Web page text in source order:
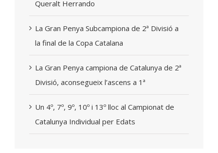
Queralt Herrando
La Gran Penya Subcampiona de 2ª Divisió a
la final de la Copa Catalana
La Gran Penya campiona de Catalunya de 2ª
Divisió, aconsegueix l’ascens a 1ª
Un 4º, 7º, 9º, 10º i 13º lloc al Campionat de
Catalunya Individual per Edats